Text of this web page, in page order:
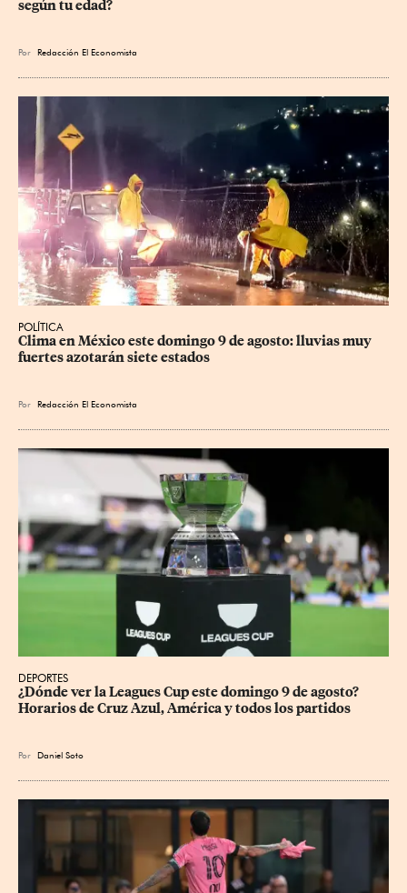
según tu edad?
Por Redacción El Economista
POLÍTICA
Clima en México este domingo 9 de agosto: lluvias muy
fuertes azotarán siete estados
Por Redacción El Economista
DEPORTES
¿Dónde ver la Leagues Cup este domingo 9 de agosto?
Horarios de Cruz Azul, América y todos los partidos
Por Daniel Soto